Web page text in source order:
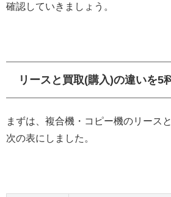
確認していきましょう。
リースと買取(購入)の違いを5
まずは、複合機・コピー機のリース
次の表にしました。